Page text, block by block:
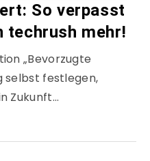
So verpasst
techrush mehr!
„Bevorzugte
selbst festlegen,
Zukunft…